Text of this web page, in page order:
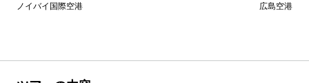
ノイバイ国際空港 広島空港